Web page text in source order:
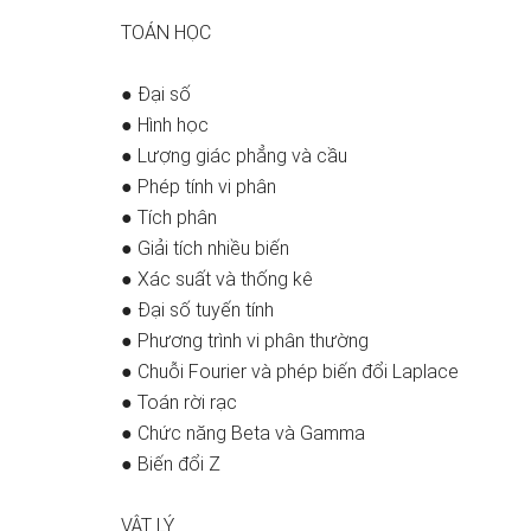
TOÁN HỌC
● Đại số
● Hình học
● Lượng giác phẳng và cầu
● Phép tính vi phân
● Tích phân
● Giải tích nhiều biến
● Xác suất và thống kê
● Đại số tuyến tính
● Phương trình vi phân thường
● Chuỗi Fourier và phép biến đổi Laplace
● Toán rời rạc
● Chức năng Beta và Gamma
● Biến đổi Z
VẬT LÝ